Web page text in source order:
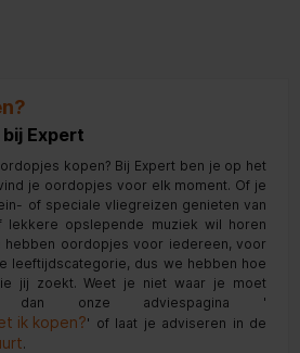
Expert
kopen? Bij Expert ben je op het
je oordopjes voor elk moment. Of je
of speciale vliegreizen genieten van
lekkere opslepende muziek wil horen
hebben oordopjes voor iedereen, voor
leeftijdscategorie, dus we hebben hoe
jij zoekt. Weet je niet waar je moet
dan onze adviespagina '
ik kopen?' of laat je adviseren in de
.